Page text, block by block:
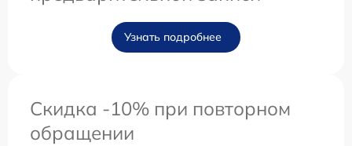
Узнать подробнее
Скидка -10% при повторном
обращении